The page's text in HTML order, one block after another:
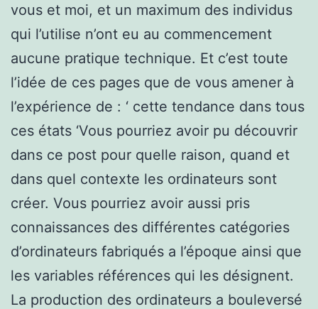
vous et moi, et un maximum des individus
qui l’utilise n’ont eu au commencement
aucune pratique technique. Et c’est toute
l’idée de ces pages que de vous amener à
l’expérience de : ‘ cette tendance dans tous
ces états ‘Vous pourriez avoir pu découvrir
dans ce post pour quelle raison, quand et
dans quel contexte les ordinateurs sont
créer. Vous pourriez avoir aussi pris
connaissances des différentes catégories
d’ordinateurs fabriqués a l’époque ainsi que
les variables références qui les désignent.
La production des ordinateurs a bouleversé